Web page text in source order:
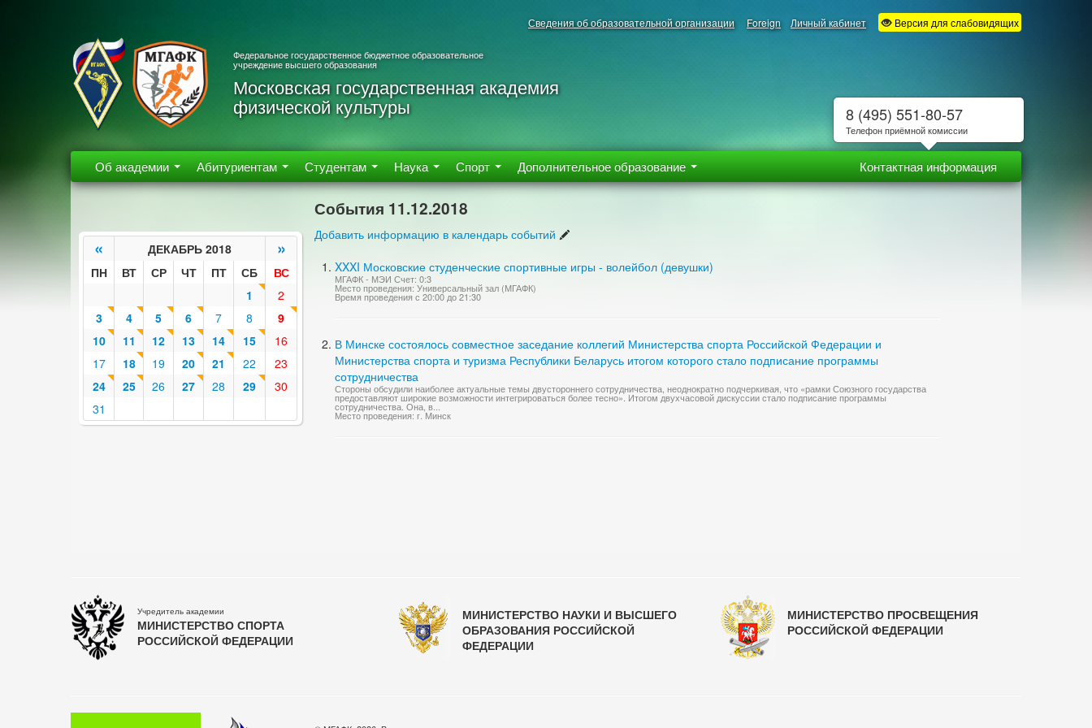
Сведения об образовательной организации Foreign Личный кабинет Версия для слабовидящих
Федеральное государственное бюджетное образовательное
учреждение высшего образования
Московская государственная академия
физической культуры
Об академии Абитуриентам Студентам Наука Спорт Дополнительное образование Контактная информация
« ДЕКАБРЬ 2018 »
ПН ВТ СР ЧТ ПТ СБ
ВС
1
2
3
4 5 6 7 8
9
10
11 12 13 14 15
16
17
18 19 20 21 22
23
24
25 26 27 28 29
30
31
События 11.12.2018
Добавить информацию в календарь событий
XXXI Московские студенческие спортивные игры - волейбол (девушки)
МГАФК - МЭИ Счет: 0:3
Место проведения: Универсальный зал (МГАФК)
Время проведения с 20:00 до 21:30
В Минске состоялось совместное заседание коллегий Министерства спорта Российской Федерации и
Министерства спорта и туризма Республики Беларусь итогом которого стало подписание программы
сотрудничества
Стороны обсудили наиболее актуальные темы двустороннего сотрудничества, неоднократно подчеркивая, что «рамки Союзного государства
предоставляют широкие возможности интегрироваться более тесно». Итогом двухчасовой дискуссии стало подписание программы
сотрудничества. Она, в...
Место проведения: г. Минск
Учредитель академии
МИНИСТЕРСТВО СПОРТА
РОССИЙСКОЙ ФЕДЕРАЦИИ
МИНИСТЕРСТВО НАУКИ И ВЫСШЕГО
ОБРАЗОВАНИЯ РОССИЙСКОЙ
ФЕДЕРАЦИИ
МИНИСТЕРСТВО ПРОСВЕЩЕНИЯ
РОССИЙСКОЙ ФЕДЕРАЦИИ
8 (495) 551-80-57
Телефон приёмной комиссии